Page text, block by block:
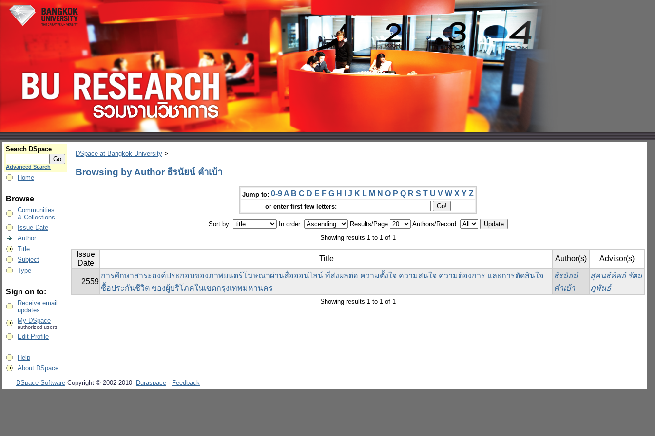
Search DSpace
Advanced Search
Home
Browse
Communities
& Collections
Issue Date
Author
Title
Subject
Type
Sign on to:
Receive email
updates
My DSpace
authorized users
Edit Profile
Help
About DSpace
DSpace at Bangkok University >
Browsing by Author ธีรนัยน์ คำเบ้า
Jump to: 0-9 A B C D E F G H J K L M N O P Q R S T U V W X Y Z
or enter first few letters:
Sort by: In order: Results/Page
Authors/Record:
Showing results 1 to 1 of 1
Issue
Date
Title Author(s) Advisor(s)
2559
การศึกษาสาระองค์ประกอบของภาพยนตร์โฆษณาผ่านสื่อออนไลน์ ที่ส่งผลต่อ ความตั้งใจ ความสนใจ ความต้องการ และการตัดสินใจ
ซื้อประกันชีวิต ของผู้บริโภคในเขตกรุงเทพมหานคร
ธีรนัยน์
คำเบ้า
สุคนธ์ทิพย์ รัตน
ภูพันธ์
Showing results 1 to 1 of 1
DSpace Software Copyright © 2002-2010 Duraspace - Feedback